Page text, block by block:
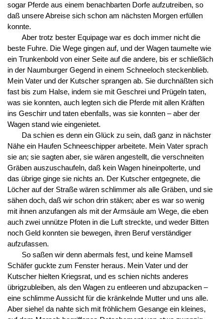
sogar Pferde aus einem benachbarten Dorfe aufzutreiben, so
daß unsere Abreise sich schon am nächsten Morgen erfüllen
konnte.
Aber trotz bester Equipage war es doch immer nicht die
beste Fuhre. Die Wege gingen auf, und der Wagen taumelte wie
ein Trunkenbold von einer Seite auf die andere, bis er schließlich
in der Naumburger Gegend in einem Schneeloch steckenblieb.
Mein Vater und der Kutscher sprangen ab. Sie durchnäßten sich
fast bis zum Halse, indem sie mit Geschrei und Prügeln taten,
was sie konnten, auch legten sich die Pferde mit allen Kräften
ins Geschirr und taten ebenfalls, was sie konnten – aber der
Wagen stand wie eingenietet.
Da schien es denn ein Glück zu sein, daß ganz in nächster
Nähe ein Haufen Schneeschipper arbeitete. Mein Vater sprach
sie an; sie sagten aber, sie wären angestellt, die verschneiten
Gräben auszuschaufeln, daß kein Wagen hineinpolterte, und
das übrige ginge sie nichts an. Der Kutscher entgegnete, die
Löcher auf der Straße wären schlimmer als alle Gräben, und sie
sähen doch, daß wir schon drin stäken; aber es war so wenig
mit ihnen anzufangen als mit der Armsäule am Wege, die eben
auch zwei unnütze Pfoten in die Luft streckte, und weder Bitten
noch Geld konnten sie bewegen, ihren Beruf verständiger
aufzufassen.
So saßen wir denn abermals fest, und keine Mamsell
Schäfer guckte zum Fenster heraus. Mein Vater und der
Kutscher hielten Kriegsrat, und es schien nichts anderes
übrigzubleiben, als den Wagen zu entleeren und abzupacken –
eine schlimme Aussicht für die kränkelnde Mutter und uns alle.
Aber siehe! da nahte sich mit fröhlichem Gesange ein kleines,